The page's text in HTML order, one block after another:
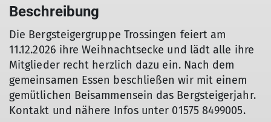
Beschreibung
Die Bergsteigergruppe Trossingen feiert am
11.12.2026 ihre Weihnachtsecke und lädt alle ihre
Mitglieder recht herzlich dazu ein. Nach dem
gemeinsamen Essen beschließen wir mit einem
gemütlichen Beisammensein das Bergsteigerjahr.
Kontakt und nähere Infos unter 01575 8499005.